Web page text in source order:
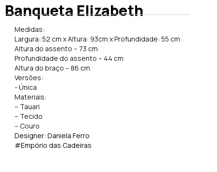
Banqueta Elizabeth
Medidas:
Largura: 52 cm x Altura: 93cm x Profundidade: 55 cm
Altura do assento – 73 cm
Profundidade do assento – 44 cm
Altura do braço – 86 cm
Versões:
​- Única
Materiais:
– Tauari
– Tecido
– Couro
Designer: Daniela Ferro
#Empório das Cadeiras